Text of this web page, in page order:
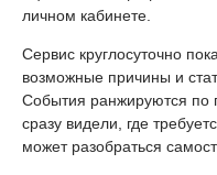
личном кабинете.
Сервис круглосуточно
возможные причины и
События ранжируются по
сразу видели, где
может разобраться